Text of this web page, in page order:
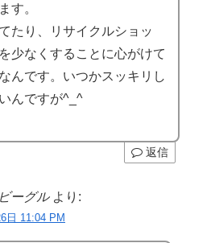
す。
たり、リサイクルショッ
少なくすることに心がけて
んです。いつかスッキリし
んですが^_^
返信
ーグル より:
日 11:04 PM